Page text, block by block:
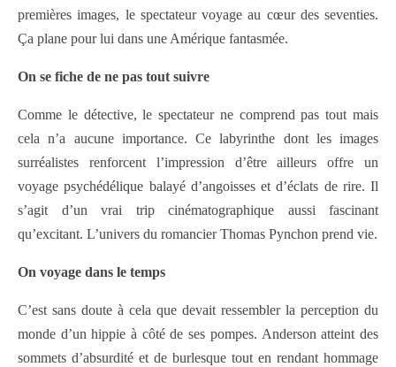
premières images, le spectateur voyage au cœur des seventies.
Ça plane pour lui dans une Amérique fantasmée.
On se fiche de ne pas tout suivre
Comme le détective, le spectateur ne comprend pas tout mais
cela n’a aucune importance. Ce labyrinthe dont les images
surréalistes renforcent l’impression d’être ailleurs offre un
voyage psychédélique balayé d’angoisses et d’éclats de rire. Il
s’agit d’un vrai trip cinématographique aussi fascinant
qu’excitant. L’univers du romancier Thomas Pynchon prend vie.
On voyage dans le temps
C’est sans doute à cela que devait ressembler la perception du
monde d’un hippie à côté de ses pompes. Anderson atteint des
sommets d’absurdité et de burlesque tout en rendant hommage